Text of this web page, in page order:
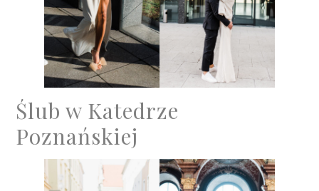
Ślub w Katedrze
Poznańskiej